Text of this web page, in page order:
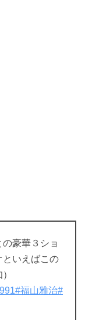
豪華３ショ
といえばこの
#福山雅治#